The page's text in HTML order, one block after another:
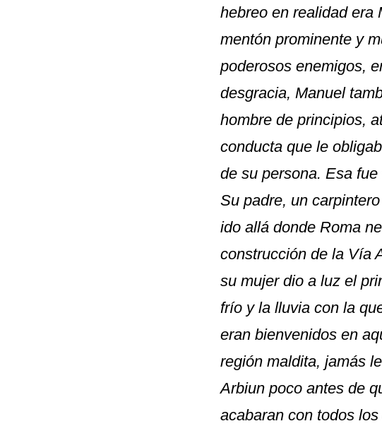
hebreo en realidad era
mentón prominente y
poderosos enemigos,
desgracia, Manuel
hombre de principios,
conducta que le
de su persona. Esa fue
Su padre, un
ido allá donde Roma
construcción de la Vía
su mujer dio a luz el
frío y la lluvia con la
eran bienvenidos en
región maldita, jamás
Arbiun poco antes de
acabaran con todos